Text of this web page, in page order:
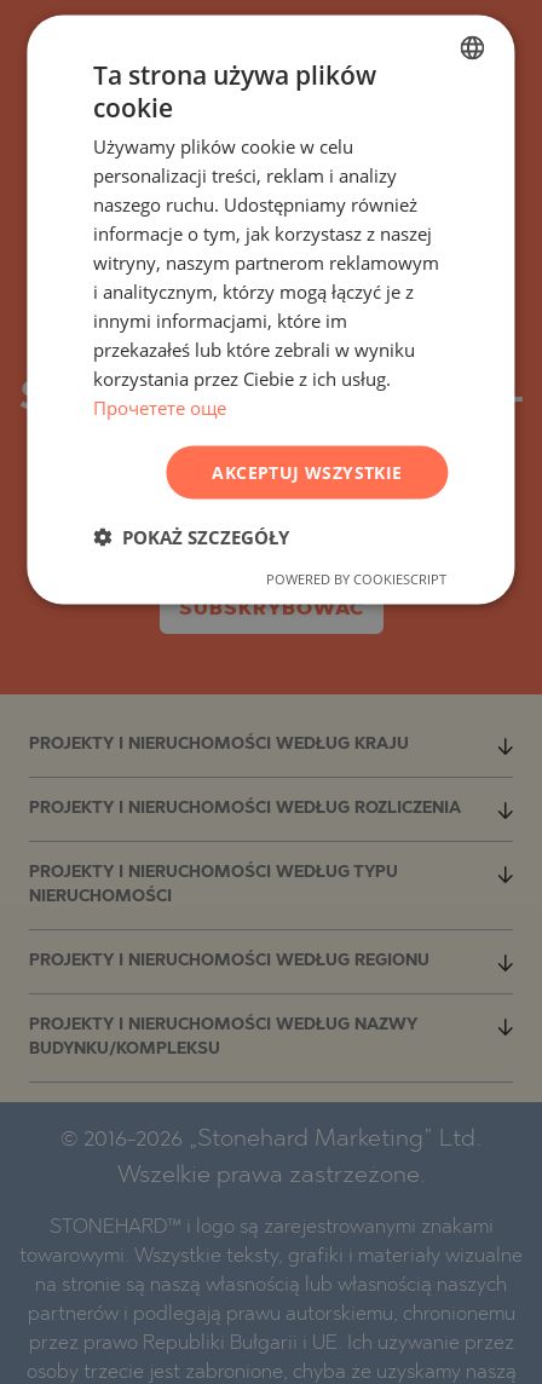
Zapisz się na wszystkie
wiadomości, aktualizacje
i nowe oferty dotyczące
budynku/kompleksu
Stonehard-Chernomorets-
2136 Chernomorets,
Bułgaria
SUBSKRYBOWAĆ
PROJEKTY I NIERUCHOMOŚCI WEDŁUG KRAJU
PROJEKTY I NIERUCHOMOŚCI WEDŁUG ROZLICZENIA
PROJEKTY I NIERUCHOMOŚCI WEDŁUG TYPU
NIERUCHOMOŚCI
PROJEKTY I NIERUCHOMOŚCI WEDŁUG REGIONU
PROJEKTY I NIERUCHOMOŚCI WEDŁUG NAZWY
BUDYNKU/KOMPLEKSU
© 2016-2026 „Stonehard Marketing” Ltd.
Wszelkie prawa zastrzeżone.
STONEHARD™ i logo są zarejestrowanymi znakami
towarowymi. Wszystkie teksty, grafiki i materiały wizualne
na stronie są naszą własnością lub własnością naszych
partnerów i podlegają prawu autorskiemu, chronionemu
przez prawo Republiki Bułgarii i UE. Ich używanie przez
osoby trzecie jest zabronione, chyba że uzyskamy naszą
GERMAN
FRENCH
ROMANIAN
Ta strona używa plików
cookie
Używamy plików cookie w celu
personalizacji treści, reklam i analizy
naszego ruchu. Udostępniamy również
informacje o tym, jak korzystasz z naszej
witryny, naszym partnerom reklamowym
i analitycznym, którzy mogą łączyć je z
innymi informacjami, które im
przekazałeś lub które zebrali w wyniku
korzystania przez Ciebie z ich usług.
Прочетете още
AKCEPTUJ WSZYSTKIE
POKAŻ SZCZEGÓŁY
POWERED BY COOKIESCRIPT